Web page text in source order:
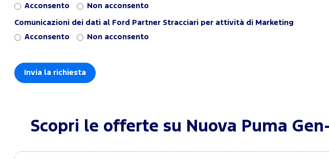
Acconsento Non acconsento
Comunicazioni dei dati al Ford Partner Stracciari per attività di Marketing
Acconsento Non acconsento
Scopri le offerte su Nuova Puma